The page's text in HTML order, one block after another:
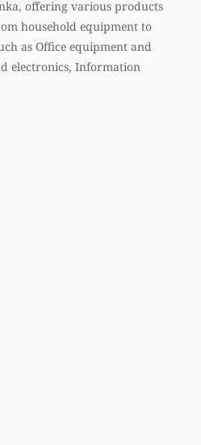
offering various products
household equipment to
as Office equipment and
electronics, Information